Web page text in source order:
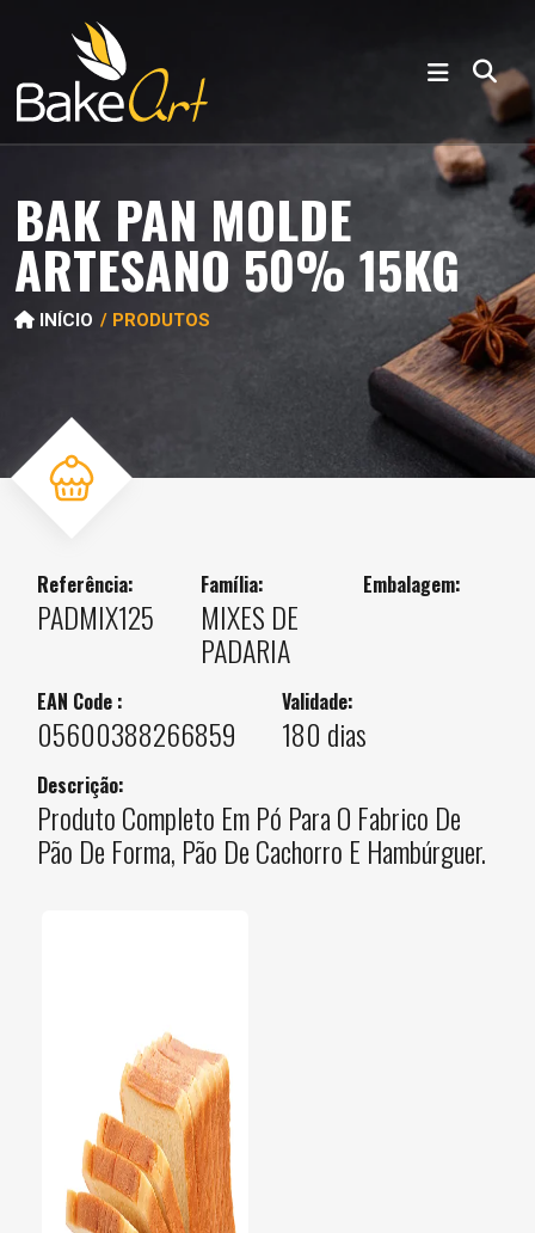
BAK PAN MOLDE
ARTESANO 50% 15KG
INÍCIO PRODUTOS
Referência:
PADMIX125
Família:
MIXES DE
PADARIA
Embalagem:
EAN Code :
05600388266859
Validade:
180 dias
Descrição:
Produto Completo Em Pó Para O Fabrico De
Pão De Forma, Pão De Cachorro E Hambúrguer.